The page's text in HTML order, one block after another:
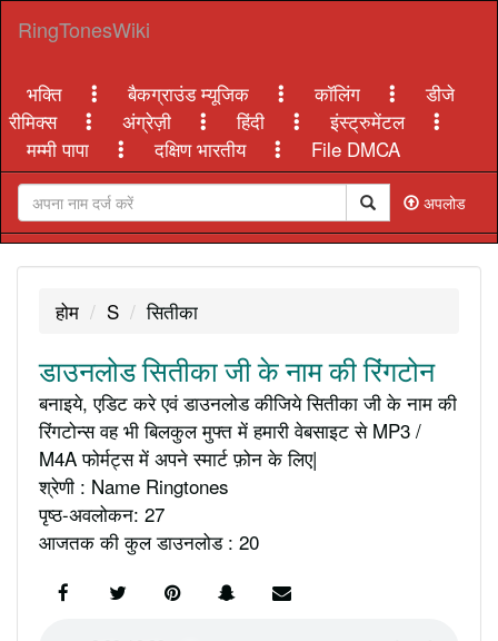
RingTonesWiki
भक्ति बैकग्राउंड म्यूजिक कॉलिंग
डीजे
रीमिक्स
अंग्रेज़ी हिंदी
इंस्ट्रुमेंटल
मम्मी पापा
दक्षिण भारतीय File DMCA
अपलोड
होम S सितीका
डाउनलोड सितीका जी के नाम की रिंगटोन
बनाइये, एडिट करे एवं डाउनलोड कीजिये सितीका जी के नाम की
रिंगटोन्स वह भी बिलकुल मुफ्त में हमारी वेबसाइट से MP3 /
M4A फोर्मट्स में अपने स्मार्ट फ़ोन के लिए|
श्रेणी : Name Ringtones
पृष्ठ-अवलोकन: 27
आजतक की कुल डाउनलोड : 20